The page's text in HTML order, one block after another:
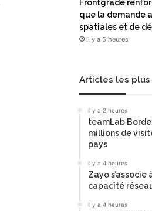
Frontgrade
que la demande
spatiales et de
il y a 5 heures
Articles les
il y a 2 heures
teamLab
millions de
pays
il y a 4 heures
Zayo s’associe
capacité
il y a 4 heures